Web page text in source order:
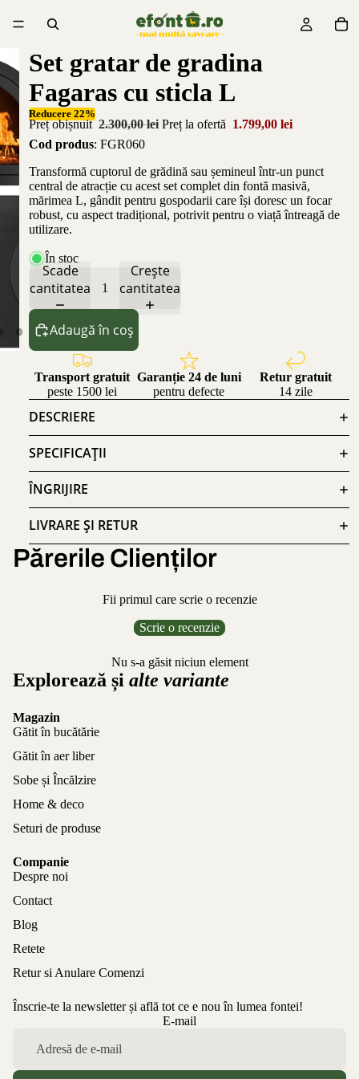
Set gratar de gradina
Fagaras cu sticla L
Reducere 22%
Preț obișnuit 2.300,00 lei Preț la ofertă 1.799,00 lei
Cod produs: FGR060
Transformă cuptorul de grădină sau șemineul într-un punct
central de atracție cu acest set complet din fontă masivă,
mărimea L, gândit pentru gospodarii care își doresc un focar
robust, cu aspect tradițional, potrivit pentru o viață întreagă de
utilizare.
În stoc
Scade
cantitatea
Crește
cantitatea
Adaugă în coș
Transport gratuit
peste 1500 lei
Garanție 24 de luni
pentru defecte
Retur gratuit
14 zile
DESCRIERE
SPECIFICAȚII
ÎNGRIJIRE
LIVRARE ȘI RETUR
Părerile Clienților
Fii primul care scrie o recenzie
Scrie o recenzie
Nu s-a găsit niciun element
Explorează și alte variante
Magazin
Gătit în bucătărie
Gătit în aer liber
Sobe și Încălzire
Home & deco
Seturi de produse
Companie
Despre noi
Contact
Blog
Retete
Retur si Anulare Comenzi
Înscrie-te la newsletter și află tot ce e nou în lumea fontei!
E-mail
Politica de confidențialitate